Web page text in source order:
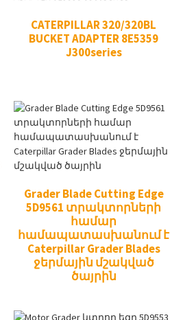
CATERPILLAR 320/320BL
BUCKET ADAPTER 8E5359
J300series
Grader Blade Cutting Edge
5D9561 տրակտորների
համար
համապատասխանում է
Caterpillar Grader Blades
ջերմային մշակված
ծայրին